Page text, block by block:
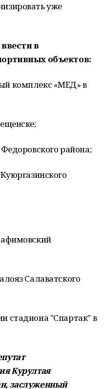
уже
в
объектов:
комплекс «МЕД» в
района;
Салаватского
стадиона "Спартак" в
Курултая
заслуженный